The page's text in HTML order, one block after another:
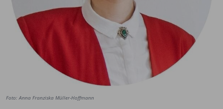
Foto: Anna Franziska Müller-Hoffmann